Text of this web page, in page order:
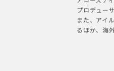
プロデュー
また、アイ
るほか、海